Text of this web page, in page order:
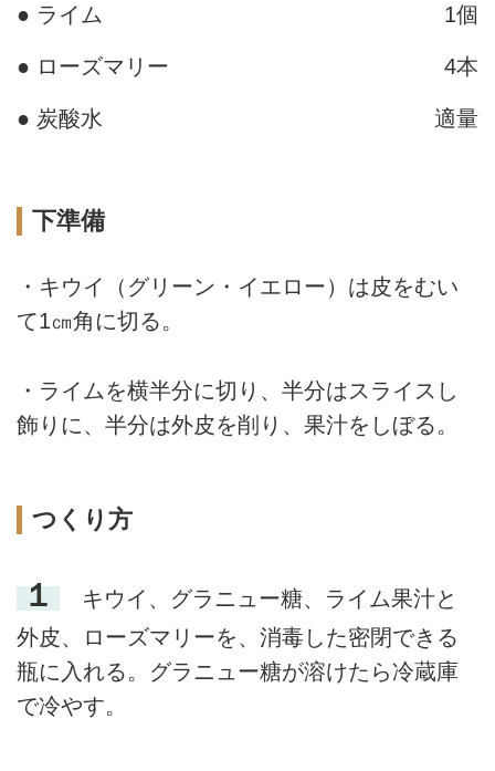
● ライム 1個
● ローズマリー 4本
● 炭酸水 適量
下準備
・キウイ（グリーン・イエロー）は皮をむい
て1㎝角に切る。
・ライムを横半分に切り、半分はスライスし
飾りに、半分は外皮を削り、果汁をしぼる。
つくり方
１
キウイ、グラニュー糖、ライム果汁と
外皮、ローズマリーを、消毒した密閉できる
瓶に入れる。グラニュー糖が溶けたら冷蔵庫
で冷やす。